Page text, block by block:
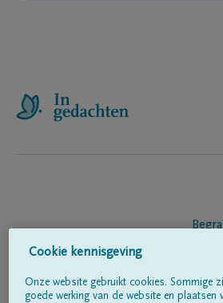
Cookie kennisgeving
Onze website gebruikt cookies. Sommige
goede werking van de website en plaatsen